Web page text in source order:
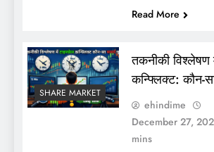
Read More
SHARE MARKET
तकनीकी विश्लेषण
कन्फ्लिक्ट: कौन-
ehindime
December 27,
mins